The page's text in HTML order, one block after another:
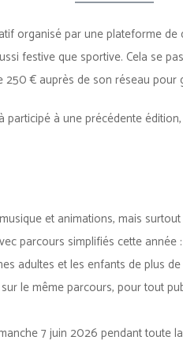
organisé par une plateforme
festive que sportive. Cela se
€ auprès de son réseau pour
participé à une précédente
et animations, mais
parcours simplifiés cette année :
adultes et les enfants de plus de
le même parcours, pour tout
7 juin 2026 pendant toute